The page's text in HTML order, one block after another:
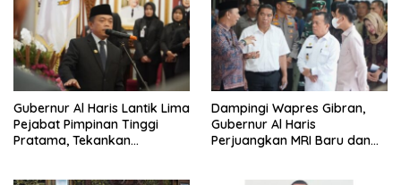
Gubernur Al Haris Lantik Lima
Pejabat Pimpinan Tinggi
Pratama, Tekankan
Dampingi Wapres Gibran,
Gubernur Al Haris
Perjuangkan MRI Baru dan